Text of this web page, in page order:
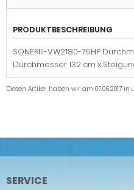
PRODUKTBESCHREIBUNG
SONERIII-VW2180-75HP
Durchmesser 132 cm x
Diesen Artikel haben wir am 07.06.2017
SERVICE